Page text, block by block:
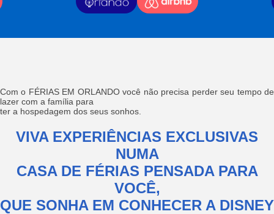
Com o FÉRIAS EM ORLANDO você não precisa perder seu tempo de
lazer com a família para
ter a hospedagem dos seus sonhos.
VIVA EXPERIÊNCIAS EXCLUSIVAS
NUMA
CASA DE FÉRIAS PENSADA PARA
VOCÊ,
QUE SONHA EM CONHECER A DISNEY